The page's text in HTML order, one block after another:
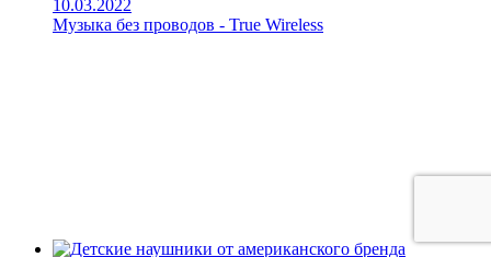
10.03.2022
Музыка без проводов - True Wireless